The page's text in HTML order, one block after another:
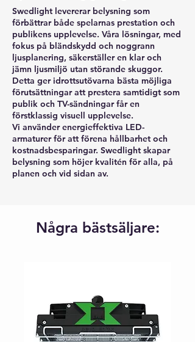
Swedlight levererar belysning som
förbättrar både spelarnas prestation och
publikens upplevelse. Våra lösningar, med
fokus på bländskydd och noggrann
ljusplanering, säkerställer en klar och
jämn ljusmiljö utan störande skuggor.
Detta ger idrottsutövarna bästa möjliga
förutsättningar att prestera samtidigt som
publik och TV-sändningar får en
förstklassig visuell upplevelse.
Vi använder energieffektiva LED-
armaturer för att förena hållbarhet och
kostnadsbesparingar. Swedlight skapar
belysning som höjer kvalitén för alla, på
planen och vid sidan av.
Några bästsäljare: